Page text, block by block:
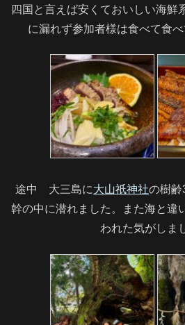
四国と言えば安くておいしい海鮮
に漏れず参加者様は食べて食べ
途中 大三島に大山祇神社の樹齢
幹の中に潜れました。また海と違
われた気がしま